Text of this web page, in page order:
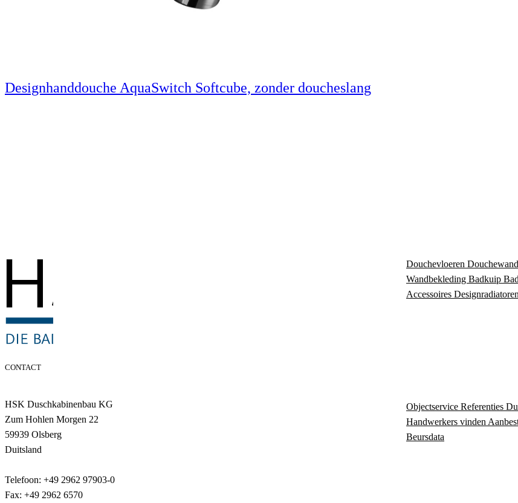
Designhanddouche AquaSwitch Softcube, zonder doucheslang
CONTACT
HSK Duschkabinenbau KG
Zum Hohlen Morgen 22
59939 Olsberg
Duitsland
Telefoon: +49 2962 97903-0
Fax: +49 2962 6570
Douchevloeren
Wandbekleding Badkuip
Accessoires Designradiatoren
Objectservice Referenties
Handwerkers vinden
Beursdata